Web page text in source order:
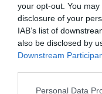
your opt-out. You
disclosure of your
IAB’s list of
also be disclosed by
Downstream
Personal Data